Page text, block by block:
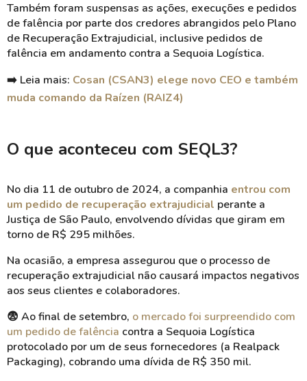
Também foram suspensas as ações, execuções e pedidos
de falência por parte dos credores abrangidos pelo Plano
de Recuperação Extrajudicial, inclusive pedidos de
falência em andamento contra a Sequoia Logística.
➡️ Leia mais: Cosan (CSAN3) elege novo CEO e também
muda comando da Raízen (RAIZ4)
O que aconteceu com SEQL3?
No dia 11 de outubro de 2024, a companhia entrou com
um pedido de recuperação extrajudicial perante a
Justiça de São Paulo, envolvendo dívidas que giram em
torno de R$ 295 milhões.
Na ocasião, a empresa assegurou que o processo de
recuperação extrajudicial não causará impactos negativos
aos seus clientes e colaboradores.
😨 Ao final de setembro, o mercado foi surpreendido com
um pedido de falência contra a Sequoia Logística
protocolado por um de seus fornecedores (a Realpack
Packaging), cobrando uma dívida de R$ 350 mil.